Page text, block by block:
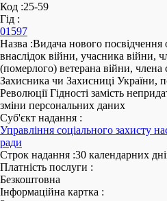
Код :25-59
Гід :
01597
Назва :Видача нового посвідчення
внаслідок війни, учасника війни,
(померлого) ветерана війни, члена
Захисника чи Захисниці України,
Революції Гідності замість
зміни персональних даних
Суб'єкт надання :
Управління соціального захисту
ради
Строк надання :30 календарних
Платність послуги :
Безкоштовна
Інформаційна картка :